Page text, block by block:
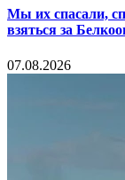
Мы их спасали,
взяться за
07.08.2026